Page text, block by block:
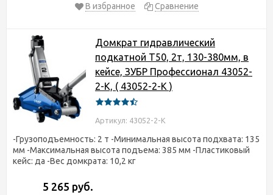
В избранное
Сравнение
Домкрат гидравлический
подкатной T50, 2т, 130-380мм, в
кейсе, ЗУБР Профессионал 43052-
2-K, ( 43052-2-K )
Артикул: 43052-2-K
-Грузоподъемность: 2 т -Минимальная высота подхвата: 135
мм -Максимальная высота подъема: 385 мм -Пластиковый
кейс: да -Вес домкрата: 10,2 кг
5 265 руб.